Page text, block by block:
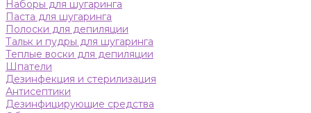
Наборы для шугаринга
Паста для шугаринга
Полоски для депиляции
Тальк и пудры для шугаринга
Теплые воски для депиляции
Шпатели
Дезинфекция и стерилизация
Антисептики
Дезинфицирующие средства